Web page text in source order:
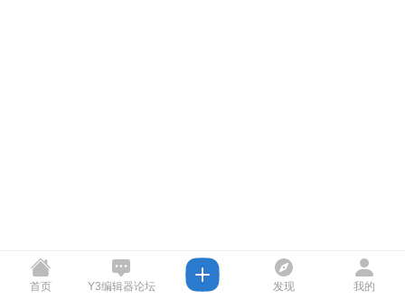
首页 Y3编辑器论坛 发现 我的